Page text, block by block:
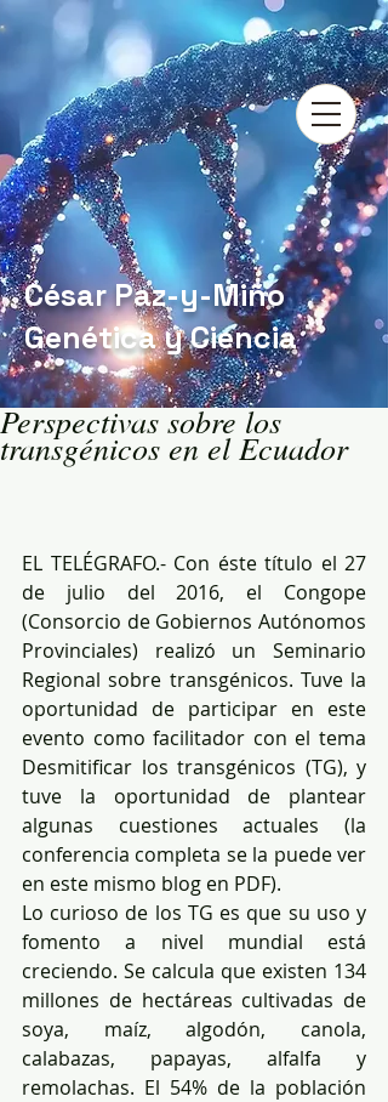
César Paz-y-Miño
Genética y Ciencia
Perspectivas sobre los
transgénicos en el Ecuador
EL TELÉGRAFO.- Con éste título el 27
de julio del 2016, el Congope
(Consorcio de Gobiernos Autónomos
Provinciales) realizó un Seminario
Regional sobre transgénicos. Tuve la
oportunidad de participar en este
evento como facilitador con el tema
Desmitificar los transgénicos (TG), y
tuve la oportunidad de plantear
algunas cuestiones actuales (la
conferencia completa se la puede ver
en este mismo blog en PDF).
Lo curioso de los TG es que su uso y
fomento a nivel mundial está
creciendo. Se calcula que existen 134
millones de hectáreas cultivadas de
soya, maíz, algodón, canola,
calabazas, papayas, alfalfa y
remolachas. El 54% de la población